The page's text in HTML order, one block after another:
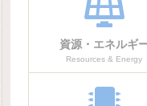
資源・エネルギ
Resources & Energy